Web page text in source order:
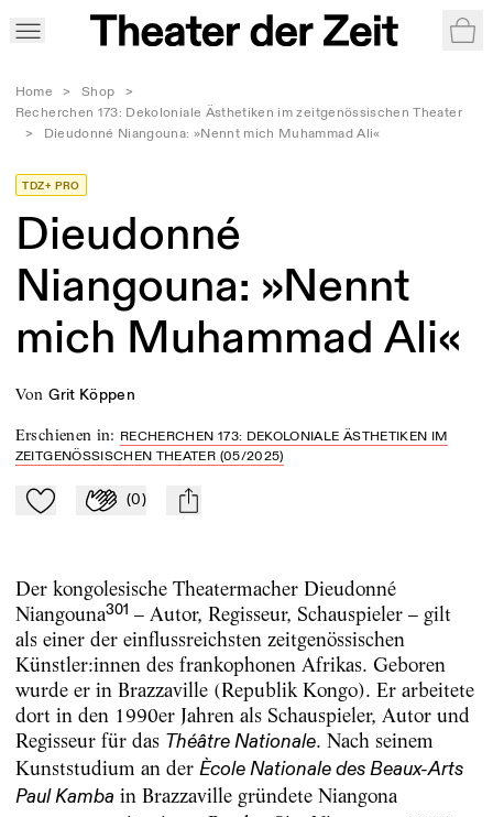
Home > Shop
>
Recherchen 173: Dekoloniale Ästhetiken im zeitgenössischen Theater
>
Dieudonné Niangouna: »Nennt mich Muhammad Ali«
TDZ+ PRO
Dieudonné
Niangouna: »Nennt
mich Muhammad Ali«
von Grit Köppen
Erschienen in: RECHERCHEN 173: DEKOLONIALE ÄSTHETIKEN IM
ZEITGENÖSSISCHEN THEATER (05/2025)
Zu Mein-TdZ hinzufügen
Applaudieren
(0) mail
Der kongolesische Theatermacher Dieudonné
Niangouna301 – Autor, Regisseur, Schauspieler – gilt
als einer der einflussreichsten zeitgenössischen
Künstler:innen des frankophonen Afrikas. Geboren
wurde er in Brazzaville (Republik Kongo). Er arbeitete
dort in den 1990er Jahren als Schauspieler, Autor und
Regisseur für das Théâtre Nationale. Nach seinem
Kunststudium an der Ècole Nationale des Beaux-Arts
Paul Kamba in Brazzaville gründete Niangona